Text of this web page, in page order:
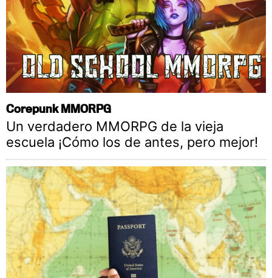
Corepunk MMORPG
Un verdadero MMORPG de la vieja
escuela ¡Cómo los de antes, pero mejor!